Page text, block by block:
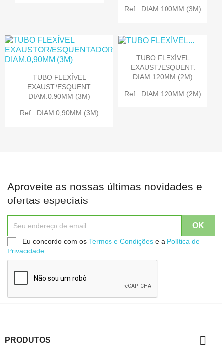
Ref.: DIAM.100MM (3M)
TUBO FLEXÍVEL
EXAUST./ESQUENT.
DIAM.0,90MM (3M)
Ref.: DIAM.0,90MM (3M)
TUBO FLEXÍVEL
EXAUST./ESQUENT.
DIAM.120MM (2M)
Ref.: DIAM.120MM (2M)
Aproveite as nossas últimas novidades e
ofertas especiais
Eu concordo com os Termos e Condições e a Política de
Privacidade
PRODUTOS 